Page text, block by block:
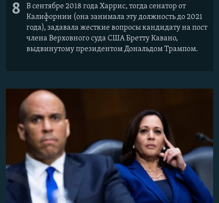
8
В сентябре 2018 года Харрис, тогда сенатор от
Калифорнии (она занимала эту должность до 2021
года), задавала жесткие вопросы кандидату на пост
члена Верховного суда США Бретту Кавано,
выдвинутому президентом Дональдом Трампом.